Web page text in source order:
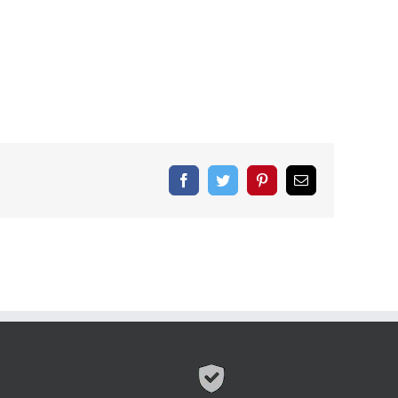
FacebookTwitter PinterestCorreo
electrónico